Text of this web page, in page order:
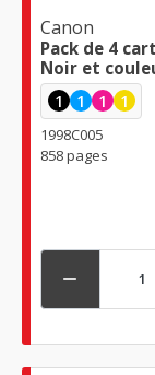
Canon
Pack de 4
Noir et
1 1 1 1
1998C005
858 pages
